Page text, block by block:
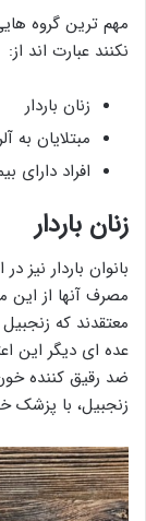
مهم ترین گروه
نکنند عبارت اند از:
زنان باردار
مبتلایان به
افراد دارای
زنان باردار
بانوان باردار نیز
مصرف آنها از این
معتقدند که
عده ای دیگر این
ضد رقیق کننده
زنجبیل، با پزشک